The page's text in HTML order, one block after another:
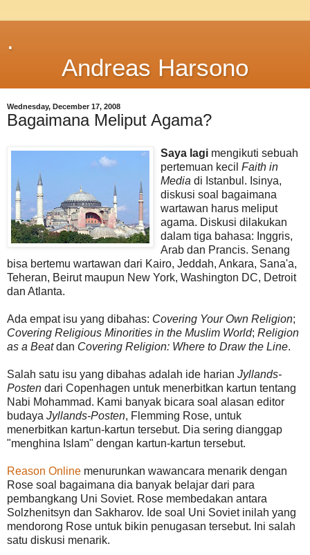
.
Andreas Harsono
Wednesday, December 17, 2008
Bagaimana Meliput Agama?
Saya lagi mengikuti sebuah
pertemuan kecil Faith in
Media di Istanbul. Isinya,
diskusi soal bagaimana
wartawan harus meliput
agama. Diskusi dilakukan
dalam tiga bahasa: Inggris,
Arab dan Prancis. Senang
bisa bertemu wartawan dari Kairo, Jeddah, Ankara, Sana'a,
Teheran, Beirut maupun New York, Washington DC, Detroit
dan Atlanta.
Ada empat isu yang dibahas: Covering Your Own Religion;
Covering Religious Minorities in the Muslim World; Religion
as a Beatdan Covering Religion: Where to Draw the Line.
Salah satu isu yang dibahas adalah ide harian Jyllands-
Posten dari Copenhagen untuk menerbitkan kartun tentang
Nabi Mohammad. Kami banyak bicara soal alasan editor
budaya Jyllands-Posten, Flemming Rose, untuk
menerbitkan kartun-kartun tersebut. Dia sering dianggap
"menghina Islam" dengan kartun-kartun tersebut.
Reason Online menurunkan wawancara menarik dengan
Rose soal bagaimana dia banyak belajar dari para
pembangkang Uni Soviet. Rose membedakan antara
Solzhenitsyn dan Sakharov. Ide soal Uni Soviet inilah yang
mendorong Rose untuk bikin penugasan tersebut. Ini salah
satu diskusi menarik.